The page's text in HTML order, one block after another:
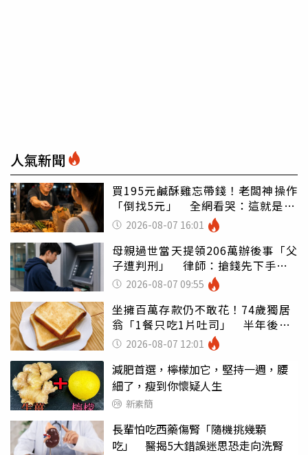
人氣新聞
買195元鹹酥雞忘帶錢！老闆神操作
「倒找5元」 全網看哭：這就是台
灣 2026-08-07 16:01
母親過世當天提領206萬辦後事「父
子遭判刑」 律師：搶錢先下手是
罪 2026-08-07 09:55
坐擁百萬存款仍不敢花！74歲獨居
翁「1餐只吃1片吐司」 半年後暴
瘦嚇壞女兒
2026-08-07 12:01
減肥首選，檸檬加它，堅持一週，腰
細了，瘦到你懷疑人生
新素簡
長輩怕吃西藥傷腎「隨機挑幾顆
吃」 醫揭5大錯誤迷思恐走向洗腎